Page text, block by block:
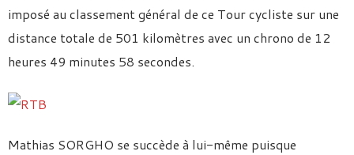
imposé au classement général de ce Tour cycliste sur une
distance totale de 501 kilomètres avec un chrono de 12
heures 49 minutes 58 secondes.
Mathias SORGHO se succède à lui-même puisque